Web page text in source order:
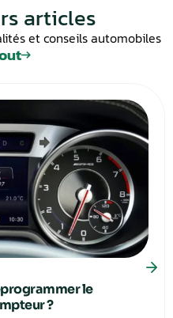
articles
et conseils automobiles
le
?